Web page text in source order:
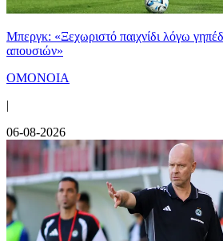
Μπεργκ: «Ξεχωριστό παιχνίδι λόγω
απουσιών»
ΟΜΟΝΟΙΑ
|
06-08-2026